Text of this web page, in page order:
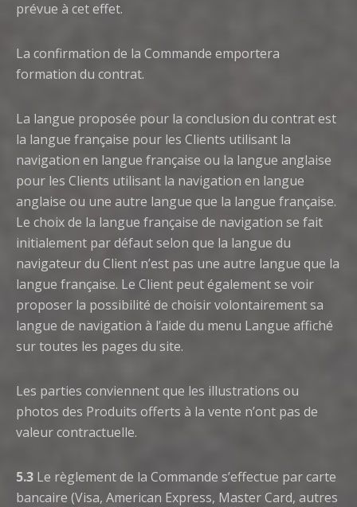
prévue à cet effet.
La confirmation de la Commande emportera
formation du contrat.
La langue proposée pour la conclusion du contrat est
la langue française pour les Clients utilisant la
navigation en langue française ou la langue anglaise
pour les Clients utilisant la navigation en langue
anglaise ou une autre langue que la langue française.
Le choix de la langue française de navigation se fait
initialement par défaut selon que la langue du
navigateur du Client n’est pas une autre langue que la
langue française. Le Client peut également se voir
proposer la possibilité de choisir volontairement sa
langue de navigation à l’aide du menu Langue affiché
sur toutes les pages du site.
Les parties conviennent que les illustrations ou
photos des Produits offerts à la vente n’ont pas de
valeur contractuelle.
5.3 Le règlement de la Commande s’effectue par carte
bancaire (Visa, American Express, Master Card, autres